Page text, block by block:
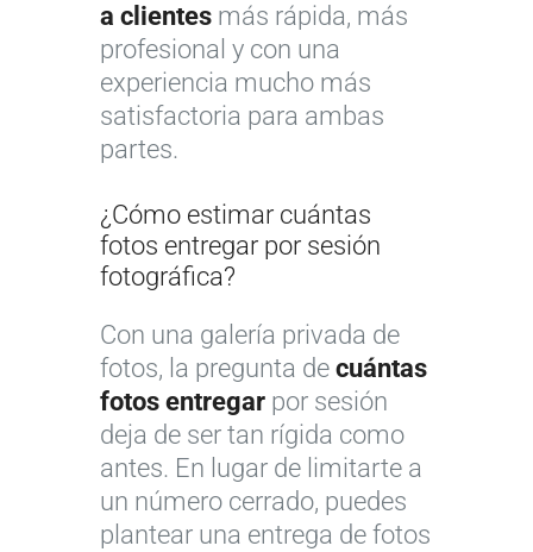
a clientes más rápida, más
profesional y con una
experiencia mucho más
satisfactoria para ambas
partes.
¿Cómo estimar cuántas
fotos entregar por sesión
fotográfica?
Con una galería privada de
fotos, la pregunta de cuántas
fotos entregar por sesión
deja de ser tan rígida como
antes. En lugar de limitarte a
un número cerrado, puedes
plantear una entrega de fotos